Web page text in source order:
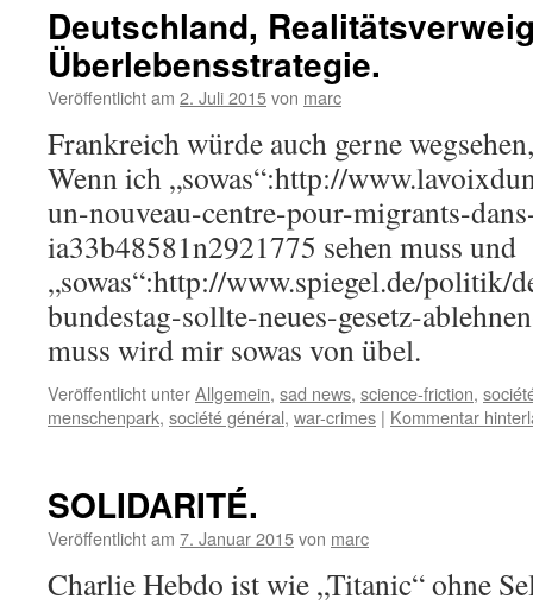
Deutschland,
Überlebensstrategie.
Veröffentlicht am 2. Juli 2015von marc
Frankreich würde auch gerne
Wenn ich „sowas“:http://
un-nouveau-centre-pour-migrants-
ia33b48581n2921775 sehen muss und
„sowas“:http://www.spiegel.de/politik/
bundestag-sollte-neues-gesetz-
muss wird mir sowas von übel.
Veröffentlicht unterAllgemein, sad news, science-friction,
menschenpark, société général, war-crimes | Kommentar
SOLIDARITÉ.
Veröffentlicht am 7. Januar 2015von marc
Charlie Hebdo ist wie „Titanic“ ohne